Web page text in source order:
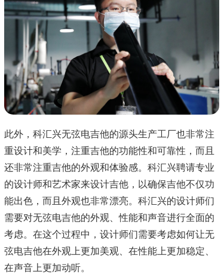
此外，科汇兴无弦电吉他的源头生产工厂也非常注
重设计和美学，注重吉他的功能性和可靠性，而且
还非常注重吉他的外观和体验感。科汇兴聘请专业
的设计师和艺术家来设计吉他，以确保吉他不仅功
能出色，而且外观也非常漂亮。科汇兴的设计师们
需要对无弦电吉他的外观、性能和声音进行全面的
考虑。在这个过程中，设计师们需要考虑如何让无
弦电吉他在外观上更加美观、在性能上更加稳定、
在声音上更加动听。